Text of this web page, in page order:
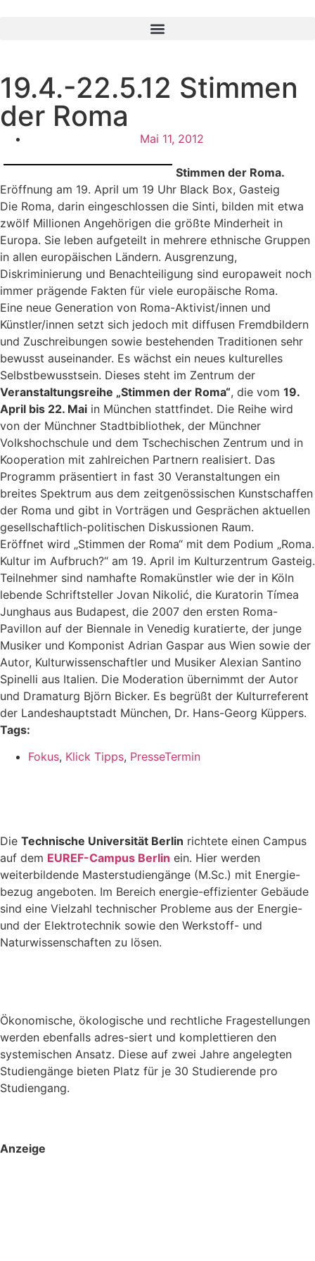
19.4.-22.5.12 Stimmen
der Roma
Mai 11, 2012
Stimmen der Roma.
Eröffnung am 19. April um 19 Uhr Black Box, Gasteig
Die Roma, darin eingeschlossen die Sinti, bilden mit etwa
zwölf Millionen Angehörigen die größte Minderheit in
Europa. Sie leben aufgeteilt in mehrere ethnische Gruppen
in allen europäischen Ländern. Ausgrenzung,
Diskriminierung und Benachteiligung sind europaweit noch
immer prägende Fakten für viele europäische Roma.
Eine neue Generation von Roma-Aktivist/innen und
Künstler/innen setzt sich jedoch mit diffusen Fremdbildern
und Zuschreibungen sowie bestehenden Traditionen sehr
bewusst auseinander. Es wächst ein neues kulturelles
Selbstbewusstsein. Dieses steht im Zentrum der
Veranstaltungsreihe „Stimmen der Roma“, die vom 19.
April bis 22. Mai in München stattfindet. Die Reihe wird
von der Münchner Stadtbibliothek, der Münchner
Volkshochschule und dem Tschechischen Zentrum und in
Kooperation mit zahlreichen Partnern realisiert. Das
Programm präsentiert in fast 30 Veranstaltungen ein
breites Spektrum aus dem zeitgenössischen Kunstschaffen
der Roma und gibt in Vorträgen und Gesprächen aktuellen
gesellschaftlich-politischen Diskussionen Raum.
Eröffnet wird „Stimmen der Roma“ mit dem Podium „Roma.
Kultur im Aufbruch?“ am 19. April im Kulturzentrum Gasteig.
Teilnehmer sind namhafte Romakünstler wie der in Köln
lebende Schriftsteller Jovan Nikolić, die Kuratorin Tímea
Junghaus aus Budapest, die 2007 den ersten Roma-
Pavillon auf der Biennale in Venedig kuratierte, der junge
Musiker und Komponist Adrian Gaspar aus Wien sowie der
Autor, Kulturwissenschaftler und Musiker Alexian Santino
Spinelli aus Italien. Die Moderation übernimmt der Autor
und Dramaturg Björn Bicker. Es begrüßt der Kulturreferent
der Landeshauptstadt München, Dr. Hans-Georg Küppers.
Tags:
Fokus, Klick Tipps, PresseTermin
Die Technische Universität Berlin richtete einen Campus
auf dem EUREF-Campus Berlin ein. Hier werden
weiterbildende Masterstudiengänge (M.Sc.) mit Energie-
bezug angeboten. Im Bereich energie-effizienter Gebäude
sind eine Vielzahl technischer Probleme aus der Energie-
und der Elektrotechnik sowie den Werkstoff- und
Naturwissenschaften zu lösen.
Ökonomische, ökologische und rechtliche Fragestellungen
werden ebenfalls adres-siert und komplettieren den
systemischen Ansatz. Diese auf zwei Jahre angelegten
Studiengänge bieten Platz für je 30 Studierende pro
Studiengang.
Anzeige